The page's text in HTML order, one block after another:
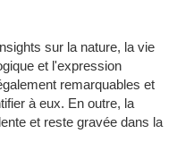
sur la nature, la vie
et l'expression
remarquables et
à eux. En outre, la
et reste gravée dans la